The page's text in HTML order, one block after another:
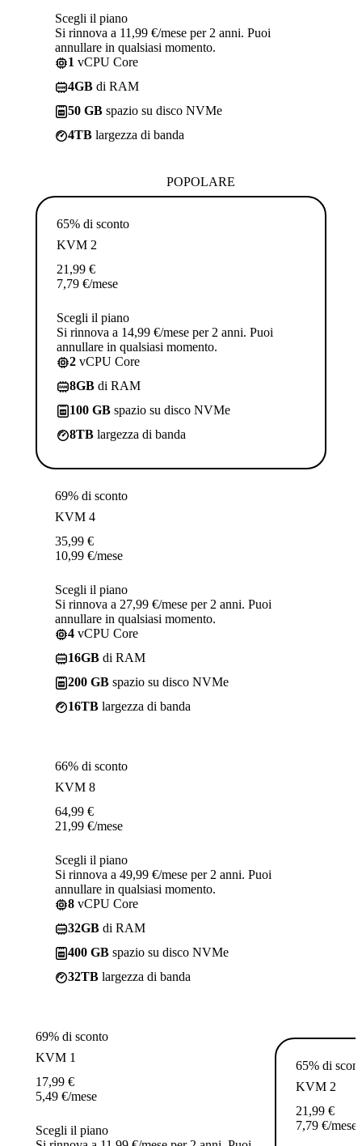
Scegli il piano
Si rinnova a 11,99 €/mese per 2 anni. Puoi
annullare in qualsiasi momento.
1 vCPU Core
4GB di RAM
50 GB spazio su disco NVMe
4TB largezza di banda
POPOLARE
65% di sconto
KVM 2
21,99 €
7,79 €/mese
Scegli il piano
Si rinnova a 14,99 €/mese per 2 anni. Puoi
annullare in qualsiasi momento.
2 vCPU Core
8GB di RAM
100 GB spazio su disco NVMe
8TB largezza di banda
69% di sconto
KVM 4
35,99 €
10,99 €/mese
Scegli il piano
Si rinnova a 27,99 €/mese per 2 anni. Puoi
annullare in qualsiasi momento.
4 vCPU Core
16GB di RAM
200 GB spazio su disco NVMe
16TB largezza di banda
66% di sconto
KVM 8
64,99 €
21,99 €/mese
Scegli il piano
Si rinnova a 49,99 €/mese per 2 anni. Puoi
annullare in qualsiasi momento.
8 vCPU Core
32GB di RAM
400 GB spazio su disco NVMe
32TB largezza di banda
69% di sconto
KVM 1
17,99 €
5,49 €/mese
Scegli il piano
65% di
KVM 2
21,99 €
7,79 €/mese